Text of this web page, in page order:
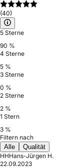
(40)
5 Sterne
90 %
4 Sterne
5 %
3 Sterne
0 %
2 Sterne
2 %
1 Stern
3 %
Filtern nach
Alle
Qualität
HHHans-Jürgen H.
22.09.2023